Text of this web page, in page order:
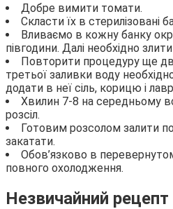
Добре вимити томати.
Скласти їх в стерилізовані
Вливаємо в кожну банку
півгодини. Далі необхідно
Повторити процедуру ще
третьої заливки воду
додати в неї сіль, корицю і
Хвилин 7-8 на середньому
розсіл.
Готовим розсолом залити
закатати.
Обов’язково в
повного охолодження.
Незвичайний